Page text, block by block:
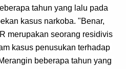
tahun yang lalu pada
kasus narkoba. "Benar,
merupakan seorang residivis
kasus penusukan terhadap
beberapa tahun yang